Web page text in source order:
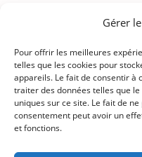
Gérer
Pour offrir les meilleures
telles que les cookies pour
appareils. Le fait de consentir à
traiter des données telles que
uniques sur ce site. Le fait de
consentement peut avoir un
et fonctions.